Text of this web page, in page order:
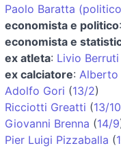
Paolo Baratta
economista e politico:
economista e
ex atleta: Livio Berruti
ex calciatore: Alberto
Adolfo Gori (13/2)
Ricciotti Greatti (13/10
Giovanni Brenna (14/9
Pier Luigi Pizzaballa (